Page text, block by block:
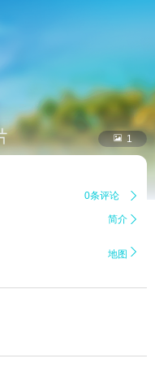
 1
0条评论 
简介 
地图 